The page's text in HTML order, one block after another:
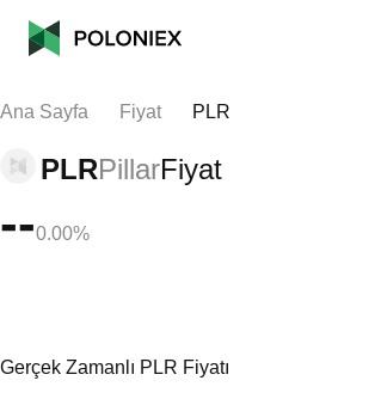
Ana Sayfa Fiyat PLR
PLRPillarFiyat
--0.00%
Gerçek Zamanlı PLR Fiyatı